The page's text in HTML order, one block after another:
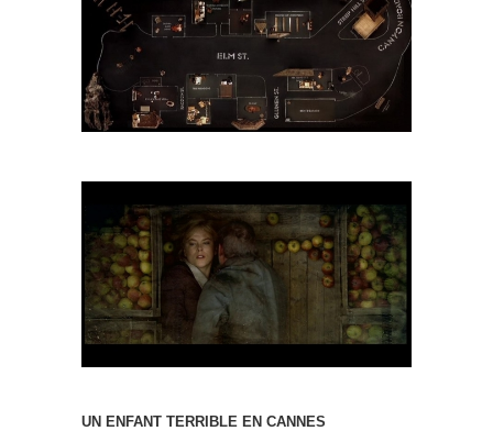
UN ENFANT TERRIBLE EN CANNES